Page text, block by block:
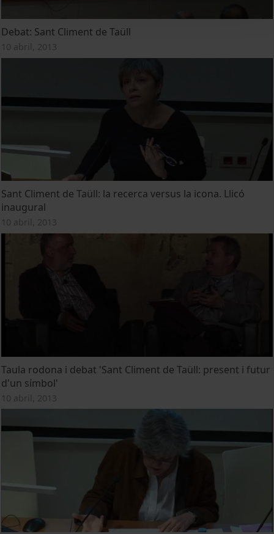
Debat: Sant Climent de Taüll
10 abril, 2013
Sant Climent de Taüll: la recerca versus la icona. Llicó
inaugural
10 abril, 2013
Taula rodona i debat 'Sant Climent de Taüll: present i futur
d'un símbol'
10 abril, 2013